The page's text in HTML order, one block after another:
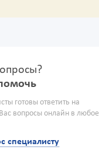
готовы ответить на
вопросы онлайн в любое
специалисту